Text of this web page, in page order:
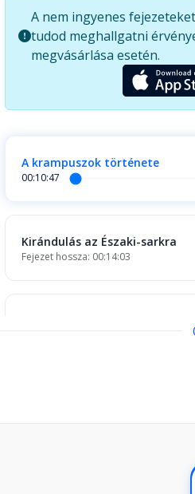
színésznő, szinkronszínész
házába, velük együtt
bonyolult feladatot.
A nem ingyenes
tudod meghallgatni
megvásárlása esetén.
A krampuszok története
00:10:47
Kirándulás az Északi-sarkra
Fejezet hossza: 00:14:03